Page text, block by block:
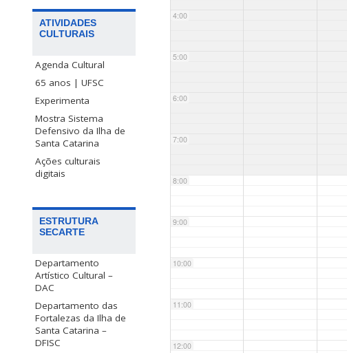
ATIVIDADES
CULTURAIS
Agenda Cultural
65 anos | UFSC
Experimenta
Mostra Sistema
Defensivo da Ilha de
Santa Catarina
Ações culturais
digitais
ESTRUTURA
SECARTE
Departamento
Artístico Cultural –
DAC
Departamento das
Fortalezas da Ilha de
Santa Catarina –
DFISC
4:00
5:00
6:00
7:00
8:00
9:00
10:00
11:00
12:00